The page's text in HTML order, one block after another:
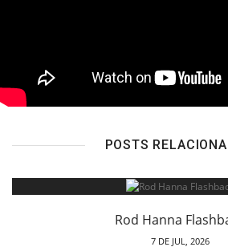
POSTS
Rod Hanna
7 DE JUL, 2026